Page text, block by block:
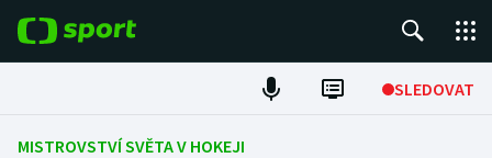
SLEDOVAT
Fotbal
MISTROVSTVÍ SVĚTA V HOKEJI